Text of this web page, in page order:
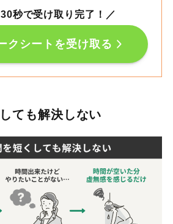
秒で受け取り完了！ ／
クシートを受け取る
ても解決しない